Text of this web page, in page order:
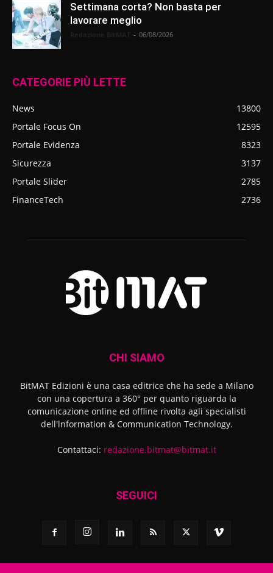
Settimana corta? Non basta per
lavorare meglio
- 06/08/2026
CATEGORIE PIÙ LETTE
News
13800
Portale Focus On
12595
Portale Evidenza
8323
Sicurezza
3137
Portale Slider
2785
FinanceTech
2736
CHI SIAMO
BitMAT Edizioni è una casa editrice che ha sede a Milano
con una copertura a 360° per quanto riguarda la
comunicazione online ed offline rivolta agli specialisti
dell'lnformation & Communication Technology.
Contattaci: redazione.bitmat@bitmat.it
SEGUICI